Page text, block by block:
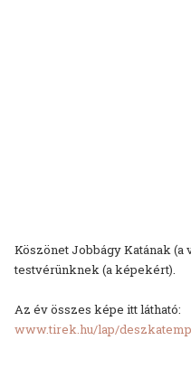
Köszönet Jobbágy Katának (a
testvérünknek (a képekért).
Az év összes képe itt látható:
www.tirek.hu/lap/